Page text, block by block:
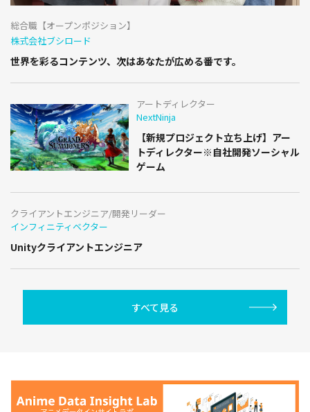
総合職【オープンポジション】
株式会社ブシロード
世界を彩るコンテンツ、次はあなたが広める番です。
アートディレクター
NextNinja
【新規プロジェクト立ち上げ】アー
トディレクター※自社開発ソーシャル
ゲーム
クライアントエンジニア/開発リーダー
インフィニティベクター
Unityクライアントエンジニア
すべて見る